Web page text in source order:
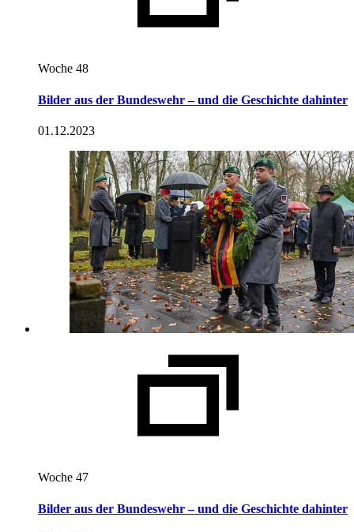
Woche 48
Bilder aus der Bundeswehr – und die Geschichte dahinter
01.12.2023
Woche 47
Bilder aus der Bundeswehr – und die Geschichte dahinter